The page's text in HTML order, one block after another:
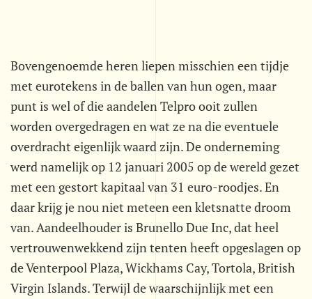
Bovengenoemde heren liepen misschien een tijdje
met eurotekens in de ballen van hun ogen, maar
punt is wel of die aandelen Telpro ooit zullen
worden overgedragen en wat ze na die eventuele
overdracht eigenlijk waard zijn. De onderneming
werd namelijk op 12 januari 2005 op de wereld gezet
met een gestort kapitaal van 31 euro-roodjes. En
daar krijg je nou niet meteen een kletsnatte droom
van. Aandeelhouder is Brunello Due Inc, dat heel
vertrouwenwekkend zijn tenten heeft opgeslagen op
de Venterpool Plaza, Wickhams Cay, Tortola, British
Virgin Islands. Terwijl de waarschijnlijk met een